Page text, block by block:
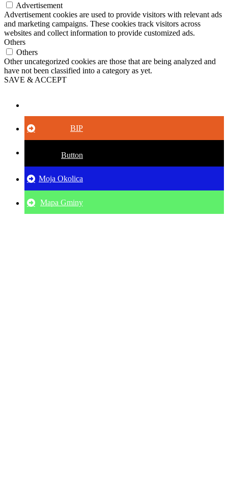
Advertisement
Advertisement cookies are used to provide visitors with relevant ads
and marketing campaigns. These cookies track visitors across
websites and collect information to provide customized ads.
Others
Others
Other uncategorized cookies are those that are being analyzed and
have not been classified into a category as yet.
SAVE & ACCEPT
BIP
Button
Moja Okolica
Mapa Gminy